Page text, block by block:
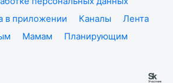
в приложении Каналы
Лента
Мамам
Планирующим